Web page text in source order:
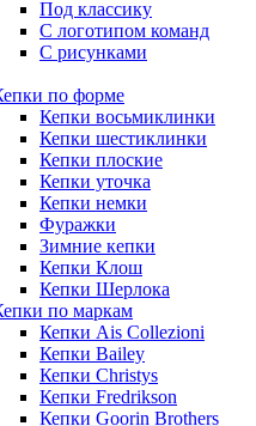
Под классику
С логотипом команд
С рисунками
по форме
Кепки восьмиклинки
Кепки шестиклинки
Кепки плоские
Кепки уточка
Кепки немки
Фуражки
Зимние кепки
Кепки Клош
Кепки Шерлока
по маркам
Кепки Ais Collezioni
Кепки Bailey
Кепки Christys
Кепки Fredrikson
Кепки Goorin Brothers